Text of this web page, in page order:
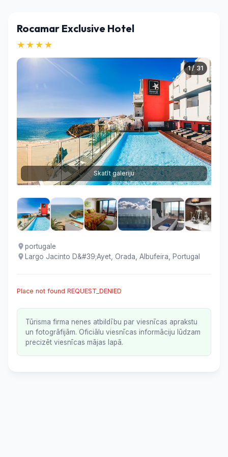
Rocamar Exclusive Hotel
★★★★
1 / 31
Skatīt galeriju
portugale
Largo Jacinto D&#39;Ayet, Orada, Albufeira, Portugal
Place not found REQUEST_DENIED
Tūrisma firma nenes atbildību par viesnīcas aprakstu
un fotogrāfijām. Oficiālu viesnīcas informāciju lūdzam
precizēt viesnīcas mājas lapā.